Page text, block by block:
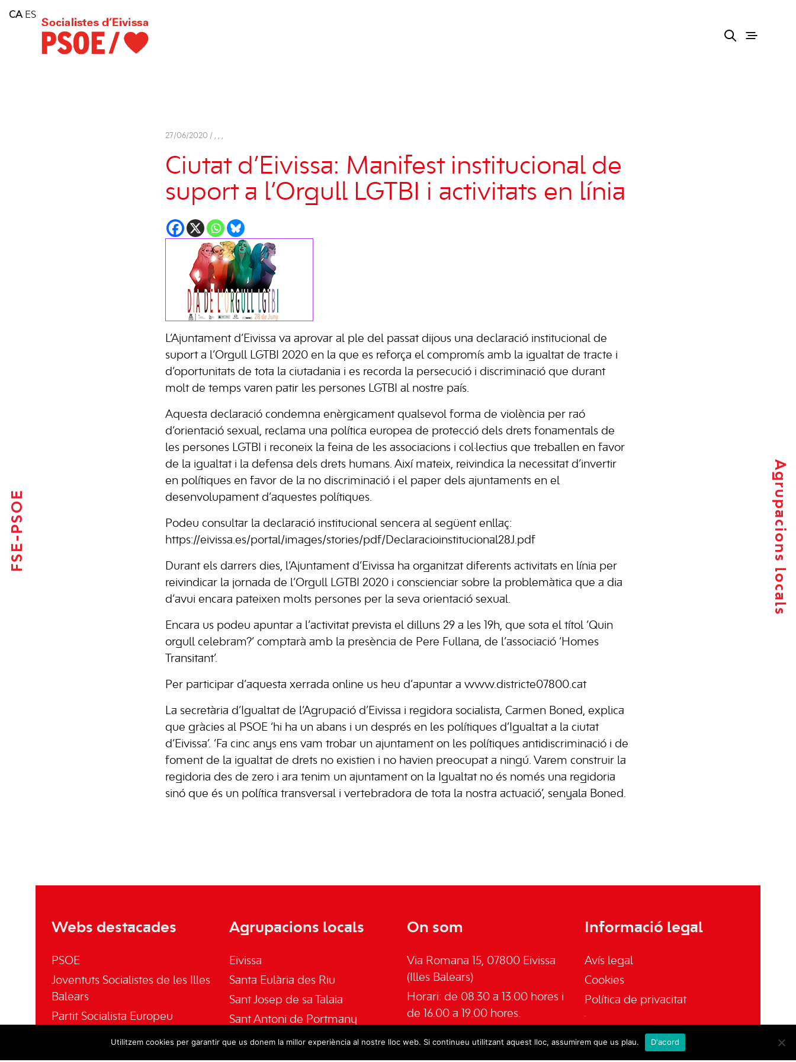
Consell Insular d'Eivissa
Services
FSE-PSOE Agrupacions locals
27/06/2020 / , , ,
Ciutat d’Eivissa: Manifest institucional de
suport a l’Orgull LGTBI i activitats en línia
L’Ajuntament d’Eivissa va aprovar al ple del passat dijous una declaració institucional de
suport a l’Orgull LGTBI 2020 en la que es reforça el compromís amb la igualtat de tracte i
d’oportunitats de tota la ciutadania i es recorda la persecució i discriminació que durant
molt de temps varen patir les persones LGTBI al nostre país.
Aquesta declaració condemna enèrgicament qualsevol forma de violència per raó
d’orientació sexual, reclama una política europea de protecció dels drets fonamentals de
les persones LGTBI i reconeix la feina de les associacions i col·lectius que treballen en favor
de la igualtat i la defensa dels drets humans. Així mateix, reivindica la necessitat d’invertir
en polítiques en favor de la no discriminació i el paper dels ajuntaments en el
desenvolupament d’aquestes polítiques.
Podeu consultar la declaració institucional sencera al següent enllaç:
https://eivissa.es/portal/images/stories/pdf/Declaracioinstitucional28J.pdf
Durant els darrers dies, l’Ajuntament d’Eivissa ha organitzat diferents activitats en línia per
reivindicar la jornada de l’Orgull LGTBI 2020 i conscienciar sobre la problemàtica que a dia
d’avui encara pateixen molts persones per la seva orientació sexual.
Encara us podeu apuntar a l’activitat prevista el dilluns 29 a les 19h, que sota el títol ‘Quin
orgull celebram?’ comptarà amb la presència de Pere Fullana, de l’associació ‘Homes
Transitant’.
Per participar d’aquesta xerrada online us heu d’apuntar a www.districte07800.cat
La secretària d’Igualtat de l’Agrupació d’Eivissa i regidora socialista, Carmen Boned, explica
que gràcies al PSOE ‘hi ha un abans i un després en les polítiques d’Igualtat a la ciutat
d’Eivissa’. ‘Fa cinc anys ens vam trobar un ajuntament on les polítiques antidiscriminació i de
foment de la igualtat de drets no existien i no havien preocupat a ningú. Varem construir la
regidoria des de zero i ara tenim un ajuntament on la Igualtat no és només una regidoria
sinó que és un política transversal i vertebradora de tota la nostra actuació’, senyala Boned.
Webs destacades
PSOE
Joventuts Socialistes de les Illes
Balears
Partit Socialista Europeu
Agrupacions locals
Eivissa
Santa Eulària des Riu
Sant Josep de sa Talaia
Sant Antoni de Portmany
Sant Joan de Labritja
On som
Via Romana 15, 07800 Eivissa
(Illes Balears)
Horari: de 08.30 a 13.00 hores i
de 16.00 a 19.00 hores.
Informació legal
Avís legal
Cookies
Política de privacitat
CA ES
Utilitzem cookies per garantir que us donem la millor experiència al nostre lloc web. Si continueu utilitzant aquest lloc, assumirem que us plau. D'acord